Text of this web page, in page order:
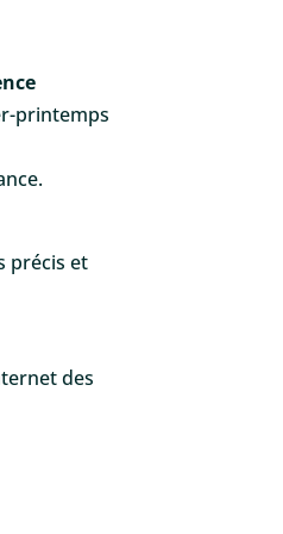
printemps
précis et
des